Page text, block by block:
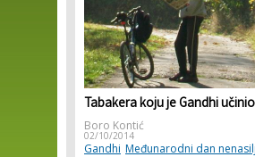
Tabakera koju je Gandhi
Boro Kontić
02/10/2014
Gandhi Međunarodni dan